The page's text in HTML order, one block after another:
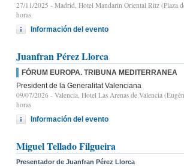
27/11/2025 - Madrid, Hotel Mandarin Oriental Ritz (Plaza
horas
Información del evento
Juanfran Pérez Llorca
FÓRUM EUROPA. TRIBUNA MEDITERRANEA
President de la Generalitat Valenciana
09/07/2026 - Valencia, Hotel Las Arenas de Valencia
horas
Información del evento
Miguel Tellado Filgueira
Presentador de Juanfran Pérez Llorca